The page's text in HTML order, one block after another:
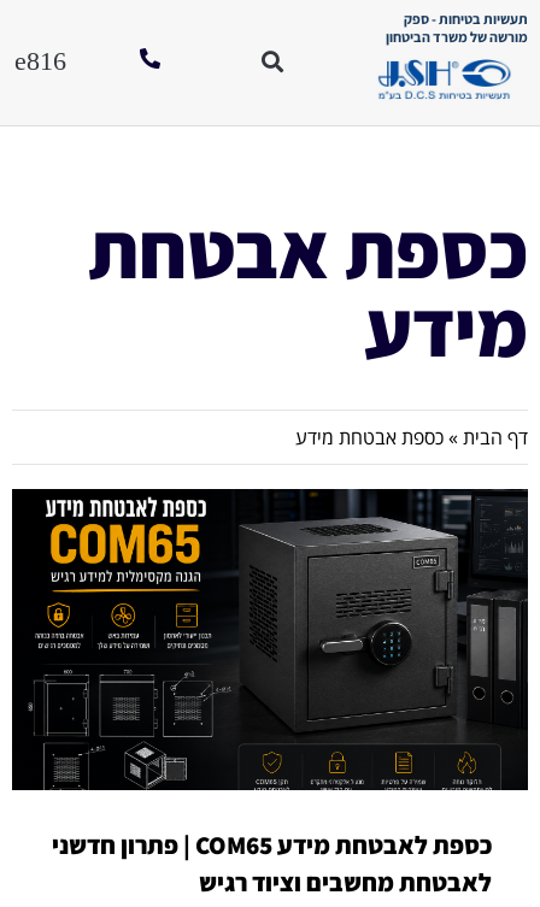
תעשיות בטיחות - ספק
מורשה של משרד הביטחון
כספת אבטחת
מידע
דף הבית»כספת אבטחת מידע
כספת לאבטחת מידע COM65 | פתרון חדשני
לאבטחת מחשבים וציוד רגיש